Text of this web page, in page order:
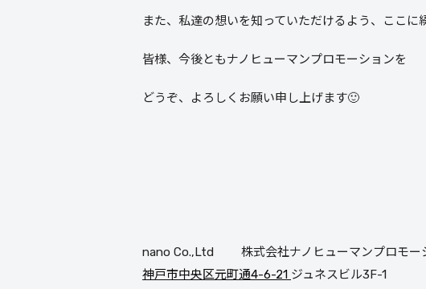
また、私達の想いを知っていただけるよう、ここに
皆様、今後ともナノヒューマンプロモーションを
どうぞ、よろしくお願い申し上げます🙂
nano Co.,Ltd 株式会社ナノヒューマンプロモー
神戸市中央区元町通4-6-21 ジュネスビル3F-1